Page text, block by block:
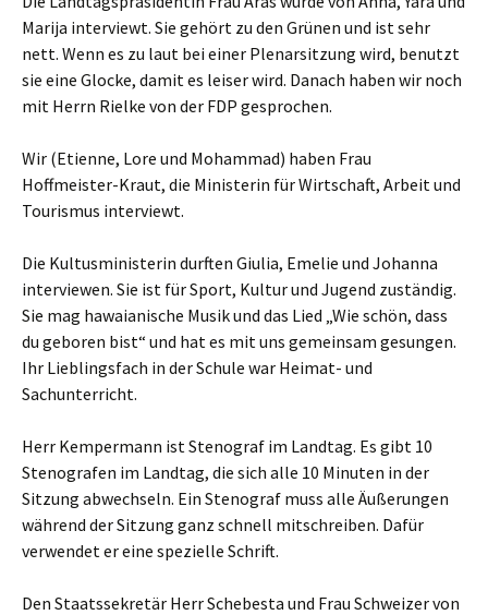
Marija interviewt. Sie gehört zu den Grünen und ist sehr
nett. Wenn es zu laut bei einer Plenarsitzung wird, benutzt
sie eine Glocke, damit es leiser wird. Danach haben wir noch
mit Herrn Rielke von der FDP gesprochen.
Wir (Etienne, Lore und Mohammad) haben Frau
Hoffmeister-Kraut, die Ministerin für Wirtschaft, Arbeit und
Tourismus interviewt.
Die Kultusministerin durften Giulia, Emelie und Johanna
interviewen. Sie ist für Sport, Kultur und Jugend zuständig.
Sie mag hawaianische Musik und das Lied „Wie schön, dass
du geboren bist“ und hat es mit uns gemeinsam gesungen.
Ihr Lieblingsfach in der Schule war Heimat- und
Sachunterricht.
Herr Kempermann ist Stenograf im Landtag. Es gibt 10
Stenografen im Landtag, die sich alle 10 Minuten in der
Sitzung abwechseln. Ein Stenograf muss alle Äußerungen
während der Sitzung ganz schnell mitschreiben. Dafür
verwendet er eine spezielle Schrift.
Den Staatssekretär Herr Schebesta und Frau Schweizer von